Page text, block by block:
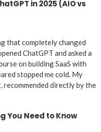
in 2025 (AIO vs
that completely changed
ChatGPT and asked a
on building SaaS with
stopped me cold. My
recommended directly by the
You Need to Know